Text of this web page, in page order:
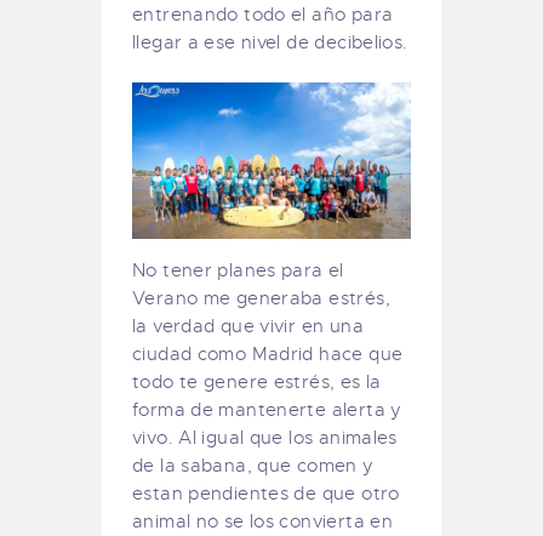
entrenando todo el año para
llegar a ese nivel de decibelios.
No tener planes para el
Verano me generaba estrés,
la verdad que vivir en una
ciudad como Madrid hace que
todo te genere estrés, es la
forma de mantenerte alerta y
vivo. Al igual que los animales
de la sabana, que comen y
estan pendientes de que otro
animal no se los convierta en